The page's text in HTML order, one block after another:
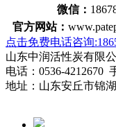
微信：
官方网站：
点击免费电话咨询
山东中润活性炭有限
电话：0536-4212670
地址：山东安丘市锦